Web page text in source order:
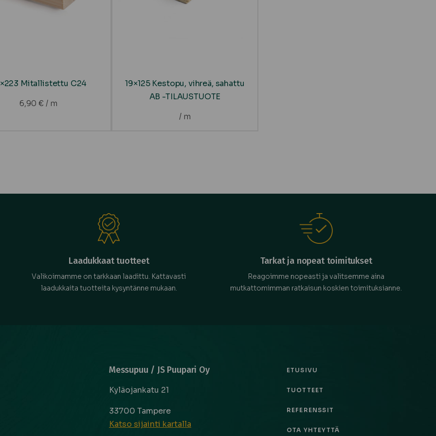
Mitallistettu C24
6,90 € / m
19×125 Kestopu, vihreä, sahattu
AB -TILAUSTUOTE
/ m
Laadukkaat tuotteet
Valikoimamme on tarkkaan laadittu. Kattavasti
laadukkaita tuotteita kysyntänne mukaan.
Tarkat ja nopeat toimitukset
Reagoimme nopeasti ja valitsemme aina
mutkattomimman ratkaisun koskien toimituksianne.
Messupuu / JS Puupari Oy
Kyläojankatu 21
33700 Tampere
Katso sijainti kartalla
ETUSIVU
TUOTTEET
REFERENSSIT
OTA YHTEYTTÄ